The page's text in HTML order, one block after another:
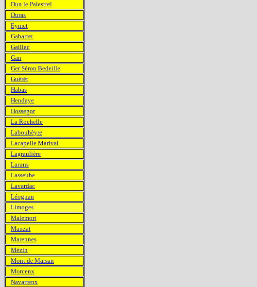
Dun le Palestrel
Duras
Eymet
Gabarret
Gaillac
Gan
Ger Séron Bedeille
Guérét
Habas
Hendaye
Hossegor
La Rochelle
Labouhèyre
Lacapelle Marival
Lagraulière
Laruns
Lasseube
Lavardac
Léognan
Limoges
Malemort
Manzat
Marennes
Mézin
Mont de Marsan
Morcenx
Navarrenx